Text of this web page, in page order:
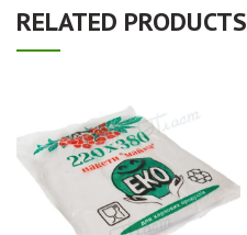
RELATED PRODUCTS